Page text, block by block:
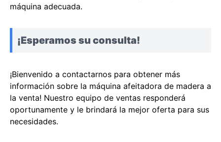
máquina adecuada.
¡Esperamos su consulta!
¡Bienvenido a contactarnos para obtener más
información sobre la máquina afeitadora de madera a
la venta! Nuestro equipo de ventas responderá
oportunamente y le brindará la mejor oferta para sus
necesidades.